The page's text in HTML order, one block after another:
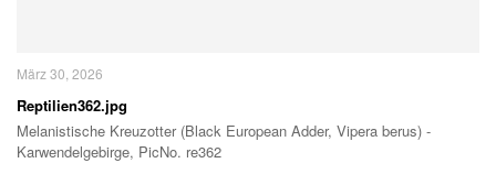
März 30, 2026
Reptilien362.jpg
Melanistische Kreuzotter (Black European Adder, Vipera berus) -
Karwendelgebirge, PicNo. re362